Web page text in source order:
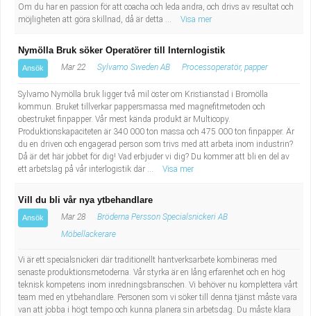
Om du har en passion för att coacha och leda andra, och drivs av resultat och
möjligheten att göra skillnad, då är detta ...
Visa mer
Nymölla Bruk söker Operatörer till Internlogistik
Ansök Mar 22 Sylvamo Sweden AB Processoperatör, papper
Sylvamo Nymölla bruk ligger två mil öster om Kristianstad i Bromölla
kommun. Bruket tillverkar pappersmassa med magnefitmetoden och
obestruket finpapper. Vår mest kända produkt är Multicopy.
Produktionskapaciteten är 340 000 ton massa och 475 000 ton finpapper. Är
du en driven och engagerad person som trivs med att arbeta inom industrin?
Då är det här jobbet för dig! Vad erbjuder vi dig? Du kommer att bli en del av
ett arbetslag på vår interlogistik där ...
Visa mer
Vill du bli vår nya ytbehandlare
Ansök Mar 28
Bröderna Persson Specialsnickeri AB
Möbellackerare
Vi är ett specialsnickeri där traditionellt hantverksarbete kombineras med
senaste produktionsmetoderna. Vår styrka är en lång erfarenhet och en hög
teknisk kompetens inom inredningsbranschen. Vi behöver nu komplettera vårt
team med en ytbehandlare. Personen som vi söker till denna tjänst måste vara
van att jobba i högt tempo och kunna planera sin arbetsdag. Du måste klara